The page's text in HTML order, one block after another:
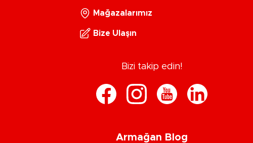
Mağazalarımız
Bize Ulaşın
Bizi takip edin!
Armağan Blog